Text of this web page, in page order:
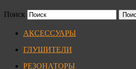
Поиск
АКСЕССУАРЫ
ГЛУШИТЕЛИ
РЕЗОНАТОРЫ